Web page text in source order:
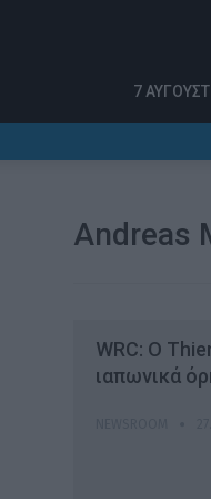
7
Andreas
WRC: Ο
ιαπωνικά